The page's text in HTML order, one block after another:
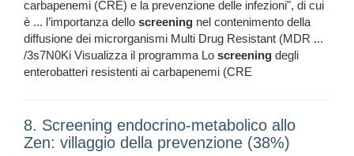
carbapenemi (CRE) e la prevenzione delle infezioni", di cui
è ... l’importanza dello screening nel contenimento della
diffusione dei microrganismi Multi Drug Resistant (MDR ...
/3s7N0Ki Visualizza il programma Lo screening degli
enterobatteri resistenti ai carbapenemi (CRE
8. Screening endocrino-metabolico allo
Zen: villaggio della prevenzione (38%)